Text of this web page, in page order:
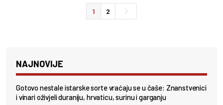
1 2
NAJNOVIJE
Gotovo nestale istarske sorte vraćaju se u čaše: Znanstvenici
i vinari oživjeli duraniju, hrvaticu, surinu i garganju